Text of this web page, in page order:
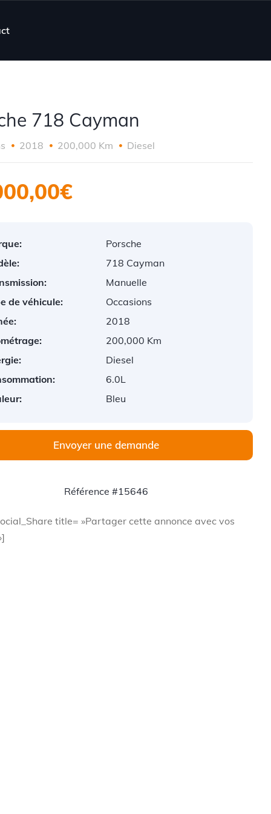
718 Cayman
2018 200,000 Km Diesel
Porsche
718 Cayman
Manuelle
de véhicule:
Occasions
2018
200,000 Km
Diesel
6.0L
Bleu
Envoyer une demande
Référence #15646
title= »Partager cette annonce avec vos